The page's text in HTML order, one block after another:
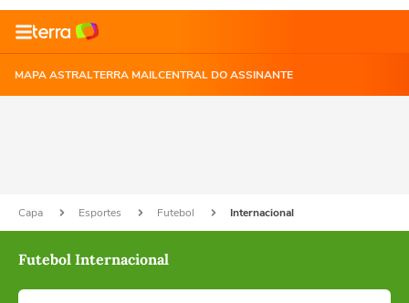
MAPA ASTRALTERRA MAILCENTRAL DO ASSINANTE
Capa Esportes Futebol Internacional
Futebol Internacional